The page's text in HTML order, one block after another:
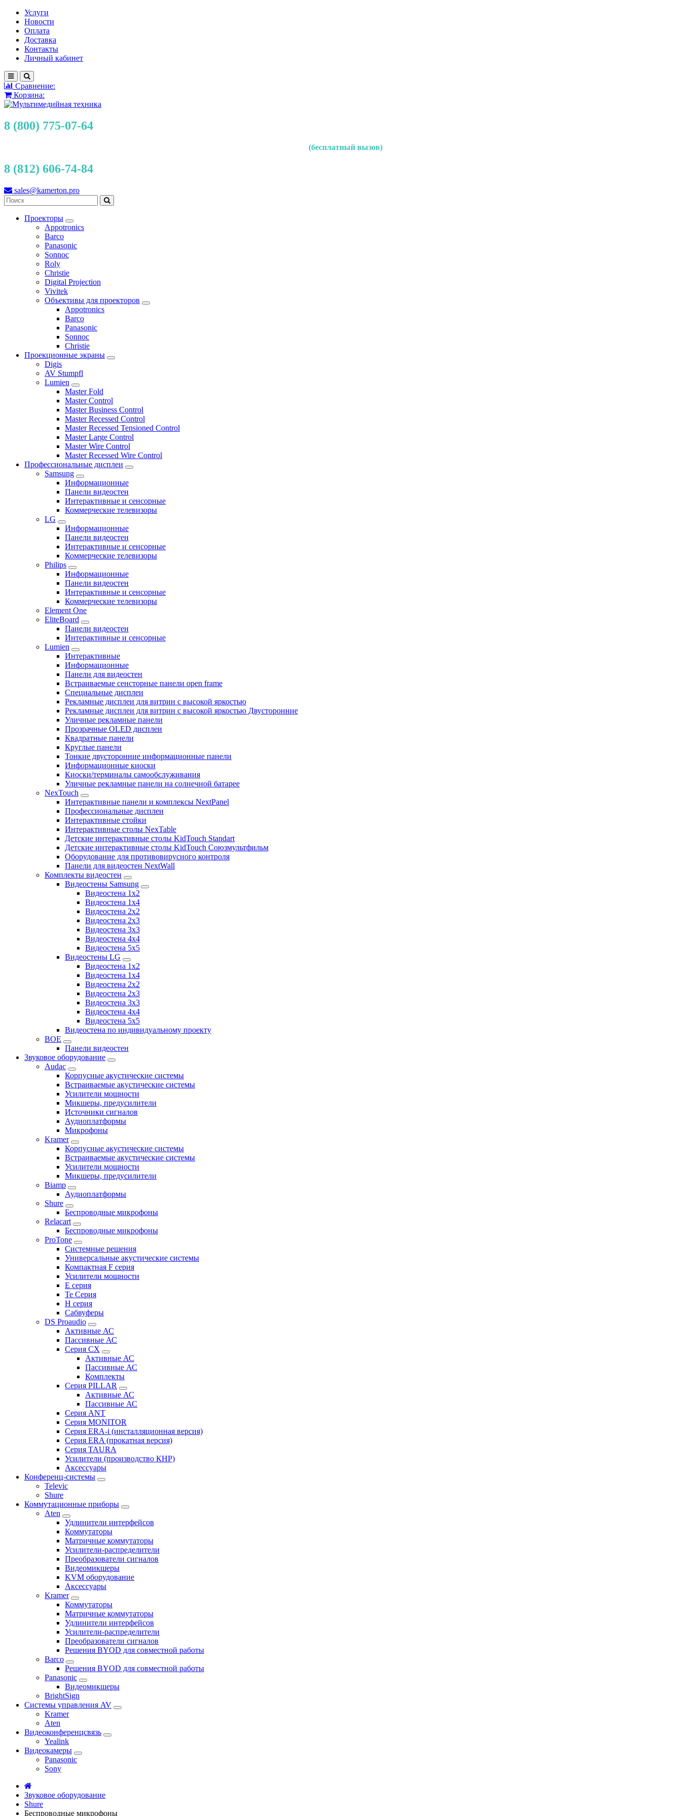
Услуги
Новости
Оплата
Доставка
Контакты
Личный кабинет
Сравнение:
Корзина:
8 (800) 775-07-64
(бесплатный вызов)
8 (812) 606-74-84
sales@kamerton.pro
Проекторы
Appotronics
Barco
Panasonic
Sonnoc
Roly
Christie
Digital Projection
Vivitek
Объективы для проекторов
Appotronics
Barco
Panasonic
Sonnoc
Сhristie
Проекционные экраны
Digis
AV Stumpfl
Lumien
Master Fold
Master Control
Master Business Control
Master Recessed Control
Master Recessed Tensioned Control
Master Large Control
Master Wire Control
Master Recessed Wire Control
Профессиональные дисплеи
Samsung
Информационные
Панели видеостен
Интерактивные и сенсорные
Коммерческие телевизоры
LG
Информационные
Панели видеостен
Интерактивные и сенсорные
Коммерческие телевизоры
Philips
Информационные
Панели видеостен
Интерактивные и сенсорные
Коммерческие телевизоры
Element One
EliteBoard
Панели видеостен
Интерактивные и сенсорные
Lumien
Интерактивные
Информационные
Панели для видеостен
Встраиваемые сенсторные панели open frame
Специальные дисплеи
Рекламные дисплеи для витрин с высокой яркостью
Рекламные дисплеи для витрин с высокой яркостью Двусторонние
Уличные рекламные панели
Прозрачные OLED дисплеи
Квадратные панели
Круглые панели
Тонкие двусторонние информационные панели
Информационные киоски
Киоски/терминалы самообслуживания
Уличные рекламные панели на солнечной батарее
NexTouch
Интерактивные панели и комплексы NextPanel
Профессиональные дисплеи
Интерактивные стойки
Интерактивные столы NexTable
Детские интерактивные столы KidTouch Standart
Детские интерактивные столы KidTouch Союзмультфильм
Оборудование для противовирусного контроля
Панели для видеостен NextWall
Комплекты видеостен
Видеостены Samsung
Видеостена 1x2
Видеостена 1x4
Видеостена 2x2
Видеостена 2х3
Видеостена 3x3
Видеостена 4x4
Видеостена 5x5
Видеостены LG
Видеостена 1x2
Видеостена 1x4
Видеостена 2x2
Видеостена 2x3
Видеостена 3x3
Видеостена 4x4
Видеостена 5x5
Видеостена по индивидуальному проекту
BOE
Панели видеостен
Звуковое оборудование
Audac
Корпусные акустические системы
Встраиваемые акустические системы
Усилители мощности
Микшеры, предусилители
Источники сигналов
Аудиоплатформы
Микрофоны
Kramer
Корпусные акустические системы
Встраиваемые акустические системы
Усилители мощности
Микшеры, предусилители
Biamp
Аудиоплатформы
Shure
Беспроводные микрофоны
Relacart
Беспроводные микрофоны
ProTone
Системные решения
Универсальные акустические системы
Компактная F серия
Усилители мощности
E серия
Te Серия
H серия
Сабвуферы
DS Proaudio
Активные АС
Пассивные АС
Серия CX
Активные АС
Пассивные АС
Комплекты
Серия PILLAR
Активные АС
Пассивные АС
Серия ANT
Серия MONITOR
Серия ERA-i (инсталляционная версия)
Серия ERA (прокатная версия)
Серия TAURA
Усилители (производство КНР)
Аксессуары
Конференц-системы
Televic
Shure
Коммутационные приборы
Aten
Удлинители интерфейсов
Коммутаторы
Матричные коммутаторы
Усилители-распределители
Преобразователи сигналов
Видеомикшеры
KVM оборудование
Аксессуары
Kramer
Коммутаторы
Матричные коммутаторы
Удлинители интерфейсов
Усилители-распределители
Преобразователи сигналов
Решения BYOD для совместной работы
Barco
Решения BYOD для совместной работы
Panasonic
Видеомикшеры
BrightSign
Системы управления AV
Kramer
Aten
Видеоконференцсвязь
Yealink
Видеокамеры
Panasonic
Sony
Звуковое оборудование
Shure
Беспроводные микрофоны